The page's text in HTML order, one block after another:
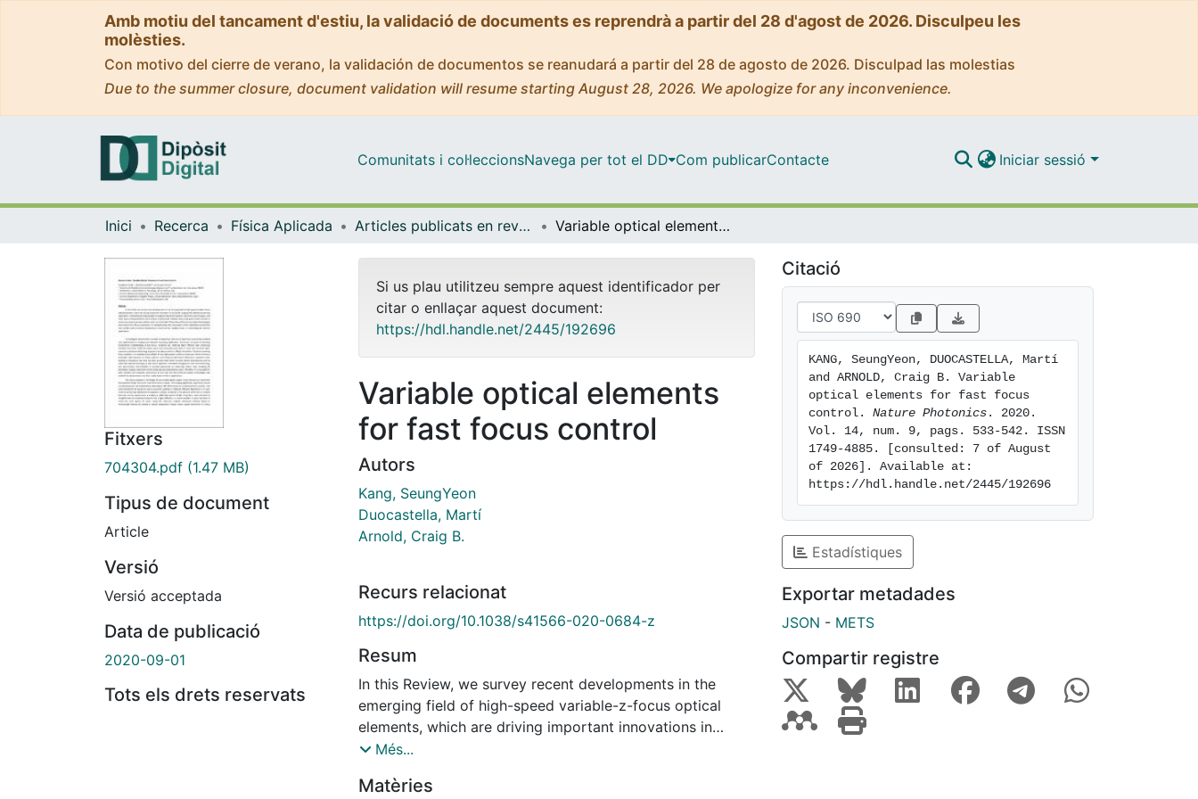
Amb motiu del tancament d'estiu, la validació de documents es reprendrà a partir del 28 d'agost de 2026. Disculpeu les
molèsties.
Con motivo del cierre de verano, la validación de documentos se reanudará a partir del 28 de agosto de 2026. Disculpad las molestias
Due to the summer closure, document validation will resume starting August 28, 2026. We apologize for any inconvenience.
Comunitats i col·leccionsNavega per tot el DD Com publicarContacte Iniciar sessió
Inici Recerca Física Aplicada Articles publicats en revistes (Física Aplicada) Variable optical elements for fast focus control
Fitxers
704304.pdf (1.47 MB)
Tipus de document
Article
Versió
Versió acceptada
Data de publicació
2020-09-01
Tots els drets reservats
Si us plau utilitzeu sempre aquest identificador per
citar o enllaçar aquest document:
https://hdl.handle.net/2445/192696
Variable optical elements
for fast focus control
Autors
Kang, SeungYeon
Duocastella, Martí
Arnold, Craig B.
Recurs relacionat
https://doi.org/10.1038/s41566-020-0684-z
Resum
In this Review, we survey recent developments in the
emerging field of high-speed variable-z-focus optical
elements, which are driving important innovations in
advanced imaging and materials processing applications.
industrial inspection, advanced spectroscopies, and other
Més...
Matèries
Citació
KANG, SeungYeon, DUOCASTELLA, Martí
and ARNOLD, Craig B. Variable
optical elements for fast focus
control. Nature Photonics . 2020.
Vol. 14, num. 9, pags. 533-542. ISSN
1749-4885. [consulted: 7 of August
of 2026]. Available at:
https://hdl.handle.net/2445/192696
Estadístiques
Exportar metadades
JSON - METS
Compartir registre